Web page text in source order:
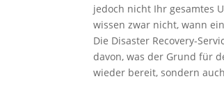
jedoch nicht Ihr gesamtes
wissen zwar nicht, wann
Die Disaster Recovery-
davon, was der Grund für
wieder bereit, sondern